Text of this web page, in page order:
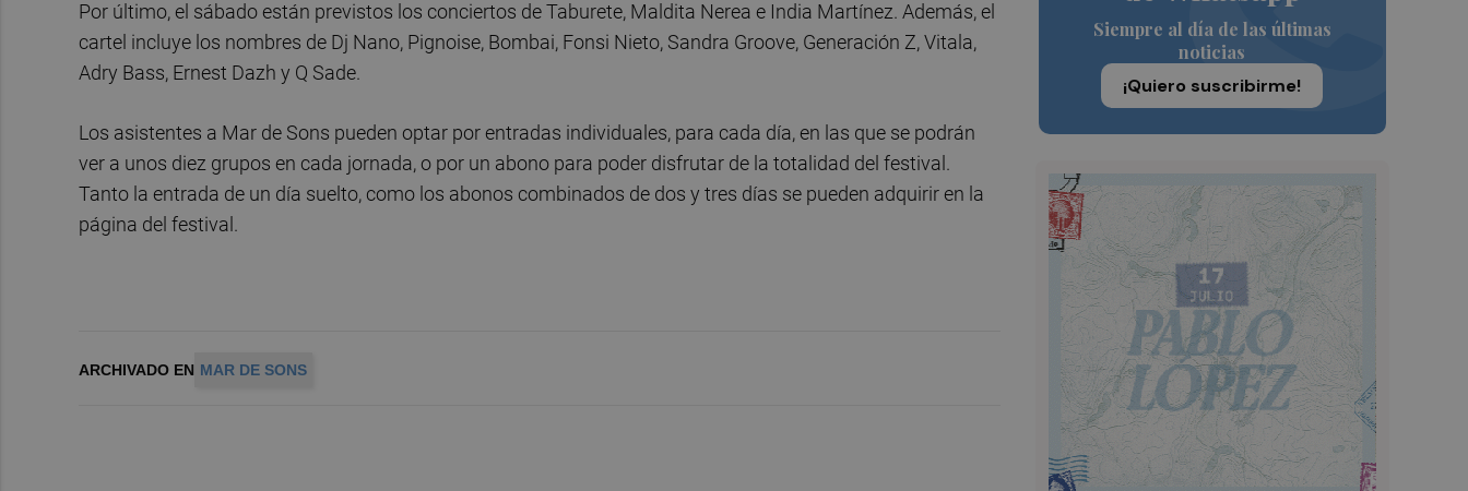
Siempre al día de las últimas
noticias
¡Quiero suscribirme!
Por último, el sábado están previstos los conciertos de Taburete, Maldita Nerea e India Martínez. Además, el
cartel incluye los nombres de Dj Nano, Pignoise, Bombai, Fonsi Nieto, Sandra Groove, Generación Z, Vitala,
Adry Bass, Ernest Dazh y Q Sade.
Los asistentes a Mar de Sons pueden optar por entradas individuales, para cada día, en las que se podrán
ver a unos diez grupos en cada jornada, o por un abono para poder disfrutar de la totalidad del festival.
Tanto la entrada de un día suelto, como los abonos combinados de dos y tres días se pueden adquirir en la
página del festival.
ARCHIVADO EN MAR DE SONS